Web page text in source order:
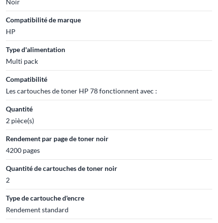
Noir
Compatibilité de marque
HP
Type d'alimentation
Multi pack
Compatibilité
Les cartouches de toner HP 78 fonctionnent avec :
Quantité
2 pièce(s)
Rendement par page de toner noir
4200 pages
Quantité de cartouches de toner noir
2
Type de cartouche d'encre
Rendement standard